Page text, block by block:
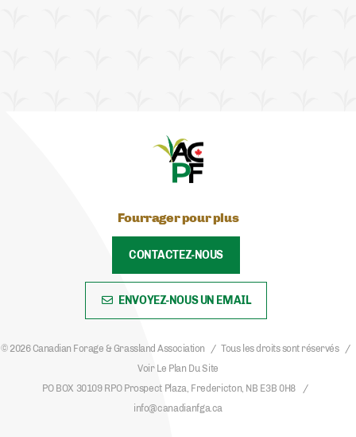
Fourrager pour plus
CONTACTEZ-NOUS
ENVOYEZ-NOUS UN EMAIL
© 2026 Canadian Forage & Grassland Association
Tous les droits sont réservés
Voir Le Plan Du Site
PO BOX 30109 RPO Prospect Plaza, Fredericton, NB E3B 0H8
info@canadianfga.ca